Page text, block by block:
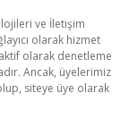
ve İletişim
olarak hizmet
olarak denetleme
Ancak, üyelerimiz
siteye üye olarak